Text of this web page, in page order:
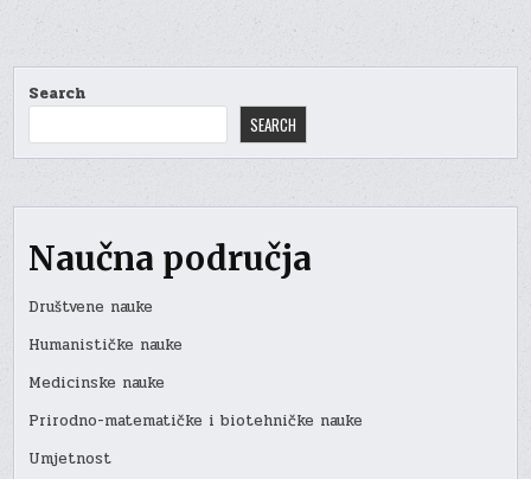
Search
SEARCH
Naučna područja
Društvene nauke
Humanističke nauke
Medicinske nauke
Prirodno-matematičke i biotehničke nauke
Umjetnost